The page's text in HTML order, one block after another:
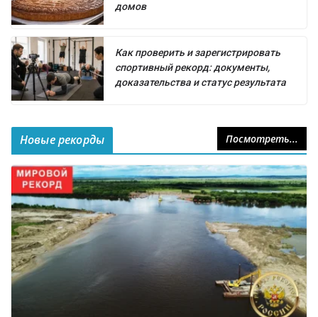
домов
Как проверить и зарегистрировать
спортивный рекорд: документы,
доказательства и статус результата
Новые рекорды Посмотреть...